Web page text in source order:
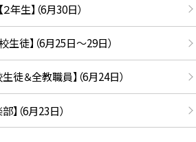
生】（6月30日）
徒】（6月25日〜29日）
徒＆全教職員】（6月24日）
（6月23日）